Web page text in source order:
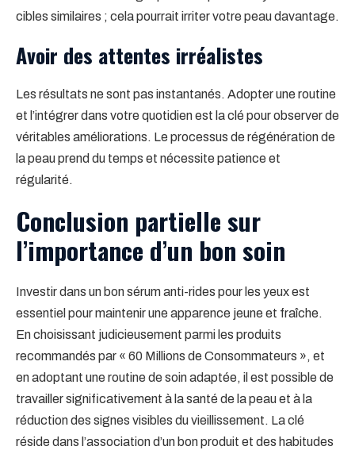
cibles similaires ; cela pourrait irriter votre peau davantage.
Avoir des attentes irréalistes
Les résultats ne sont pas instantanés. Adopter une routine
et l’intégrer dans votre quotidien est la clé pour observer de
véritables améliorations. Le processus de régénération de
la peau prend du temps et nécessite patience et
régularité.
Conclusion partielle sur
l’importance d’un bon soin
Investir dans un bon sérum anti-rides pour les yeux est
essentiel pour maintenir une apparence jeune et fraîche.
En choisissant judicieusement parmi les produits
recommandés par « 60 Millions de Consommateurs », et
en adoptant une routine de soin adaptée, il est possible de
travailler significativement à la santé de la peau et à la
réduction des signes visibles du vieillissement. La clé
réside dans l’association d’un bon produit et des habitudes